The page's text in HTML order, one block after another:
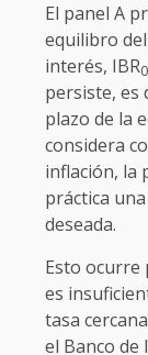
El panel A
equilibro
interés, IBR0
persiste, es
plazo de la
considera
inflación, la
práctica
deseada.
Esto ocurre
es
tasa
el Banco de